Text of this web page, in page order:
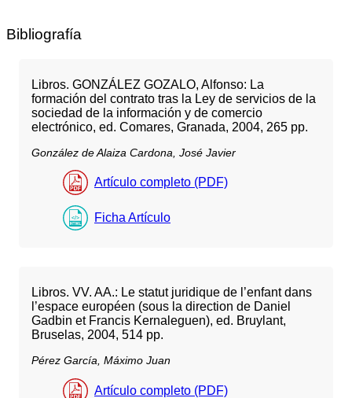
Bibliografía
Libros. GONZÁLEZ GOZALO, Alfonso: La
formación del contrato tras la Ley de servicios de la
sociedad de la información y de comercio
electrónico, ed. Comares, Granada, 2004, 265 pp.
González de Alaiza Cardona, José Javier
Artículo completo (PDF)
Ficha Artículo
Libros. VV. AA.: Le statut juridique de l’enfant dans
l’espace européen (sous la direction de Daniel
Gadbin et Francis Kernaleguen), ed. Bruylant,
Bruselas, 2004, 514 pp.
Pérez García, Máximo Juan
Artículo completo (PDF)